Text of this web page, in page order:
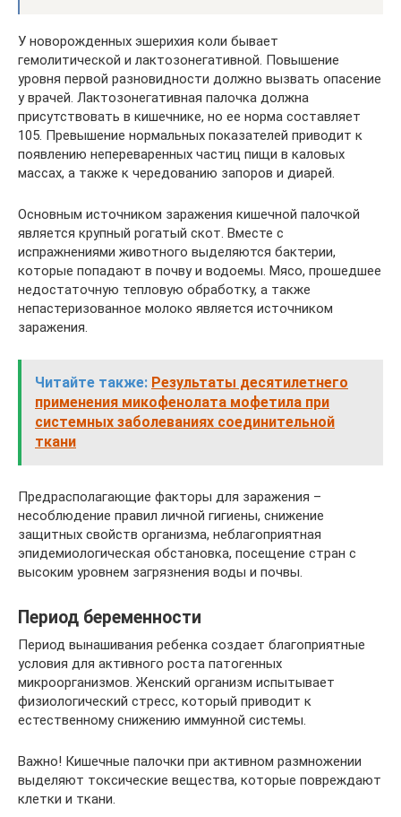
У новорожденных эшерихия коли бывает
гемолитической и лактозонегативной. Повышение
уровня первой разновидности должно вызвать опасение
у врачей. Лактозонегативная палочка должна
присутствовать в кишечнике, но ее норма составляет
105. Превышение нормальных показателей приводит к
появлению непереваренных частиц пищи в каловых
массах, а также к чередованию запоров и диарей.
Основным источником заражения кишечной палочкой
является крупный рогатый скот. Вместе с
испражнениями животного выделяются бактерии,
которые попадают в почву и водоемы. Мясо, прошедшее
недостаточную тепловую обработку, а также
непастеризованное молоко является источником
заражения.
Читайте также: Результаты десятилетнего
применения микофенолата мофетила при
системных заболеваниях соединительной
ткани
Предрасполагающие факторы для заражения –
несоблюдение правил личной гигиены, снижение
защитных свойств организма, неблагоприятная
эпидемиологическая обстановка, посещение стран с
высоким уровнем загрязнения воды и почвы.
Период беременности
Период вынашивания ребенка создает благоприятные
условия для активного роста патогенных
микроорганизмов. Женский организм испытывает
физиологический стресс, который приводит к
естественному снижению иммунной системы.
Важно! Кишечные палочки при активном размножении
выделяют токсические вещества, которые повреждают
клетки и ткани.